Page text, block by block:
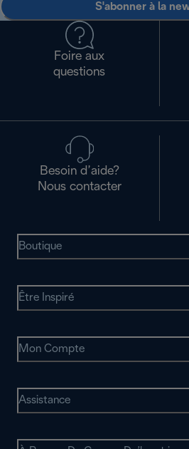
S'abonner à la
Foire aux
questions
Besoin d’aide?
Nous contacter
Boutique
Être Inspiré
Mon Compte
Assistance